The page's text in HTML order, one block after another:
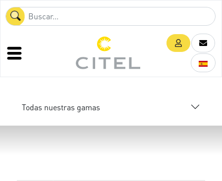
Todas nuestras gamas